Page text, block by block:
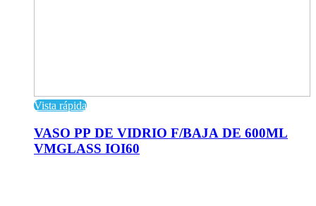
Vista rápida
VASO PP DE VIDRIO F/BAJA DE 600ML
VMGLASS IOI60